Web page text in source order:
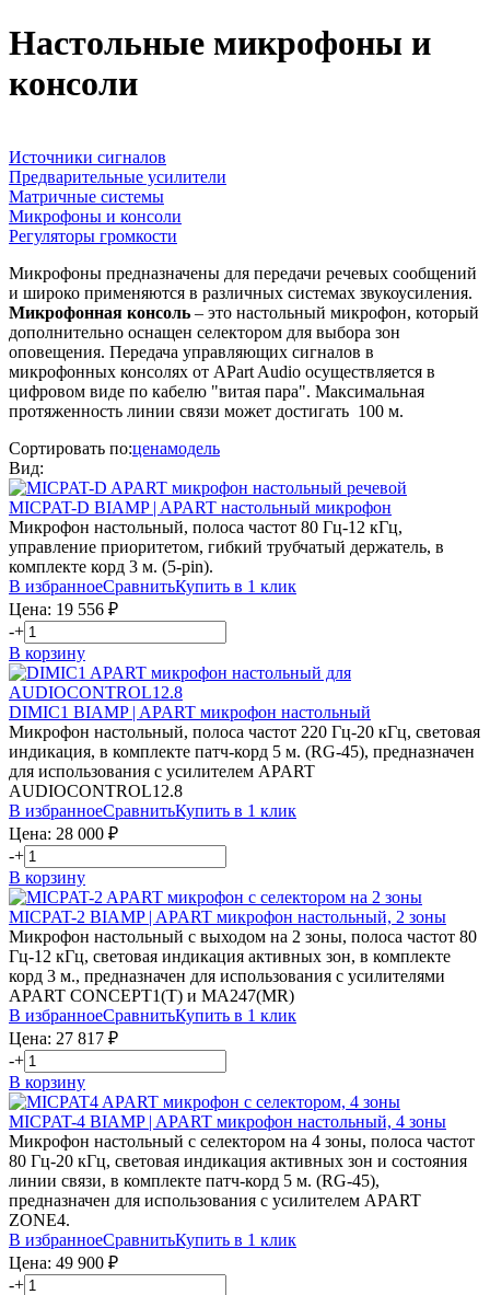
Настольные микрофоны и
консоли
Источники сигналов
Предварительные усилители
Матричные системы
Микрофоны и консоли
Регуляторы громкости
Микрофоны предназначены для передачи речевых сообщений
и широко применяются в различных системах звукоусиления.
Микрофонная консоль – это настольный микрофон, который
дополнительно оснащен селектором для выбора зон
оповещения. Передача управляющих сигналов в
микрофонных консолях от APart Audio осуществляется в
цифровом виде по кабелю "витая пара". Максимальная
протяженность линии связи может достигать 100 м.
Сортировать по:ценамодель
Вид:
MICPAT-D BIAMP | APART настольный микрофон
Микрофон настольный, полоса частот 80 Гц-12 кГц,
управление приоритетом, гибкий трубчатый держатель, в
комплекте корд 3 м. (5-pin).
В избранноеСравнитьКупить в 1 клик
Цена: 19 556 ₽
-+
В корзину
DIMIC1 BIAMP | APART микрофон настольный
Микрофон настольный, полоса частот 220 Гц-20 кГц, световая
индикация, в комплекте патч-корд 5 м. (RG-45), предназначен
для использования с усилителем APART
AUDIOCONTROL12.8
В избранноеСравнитьКупить в 1 клик
Цена: 28 000 ₽
-+
В корзину
MICPAT-2 BIAMP | APART микрофон настольный, 2 зоны
Микрофон настольный с выходом на 2 зоны, полоса частот 80
Гц-12 кГц, световая индикация активных зон, в комплекте
корд 3 м., предназначен для использования с усилителями
APART CONCEPT1(T) и MA247(MR)
В избранноеСравнитьКупить в 1 клик
Цена: 27 817 ₽
-+
В корзину
MICPAT-4 BIAMP | APART микрофон настольный, 4 зоны
Микрофон настольный с селектором на 4 зоны, полоса частот
80 Гц-20 кГц, световая индикация активных зон и состояния
линии связи, в комплекте патч-корд 5 м. (RG-45),
предназначен для использования с усилителем APART
ZONE4.
В избранноеСравнитьКупить в 1 клик
Цена: 49 900 ₽
-+